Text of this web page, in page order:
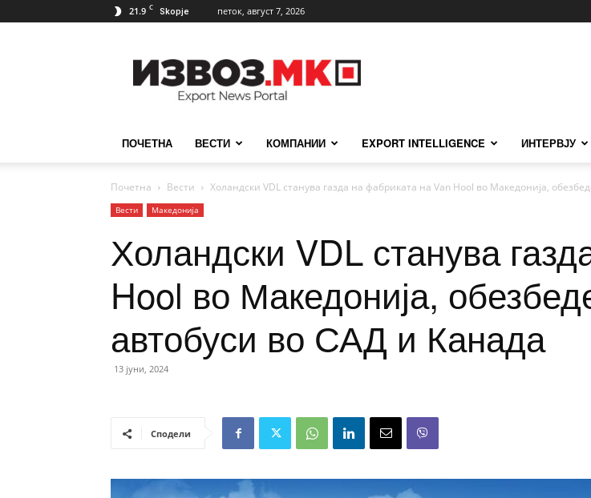
21.9 C Skopje петок, август 7, 2026
ПОЧЕТНА ВЕСТИ КОМПАНИИ EXPORT INTELLIGENCE ИНТЕРВЈУ
Почетна Вести Холандски VDL станува газда на фабриката на Van Hool во Македонија,
Вести Македонија
Холандски VDL станува
Hool во Македонија,
автобуси во САД и Канада
13 јуни, 2024
Сподели